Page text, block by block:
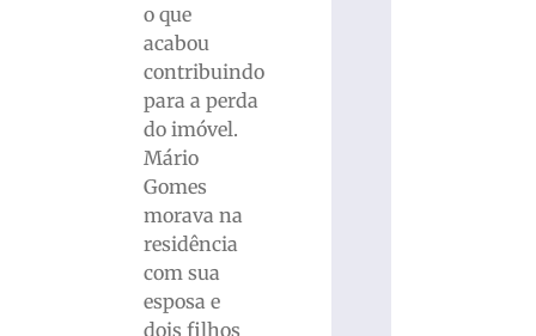
o que
acabou
contribuindo
para a perda
do imóvel.
Mário
Gomes
morava na
residência
com sua
esposa e
dois filhos